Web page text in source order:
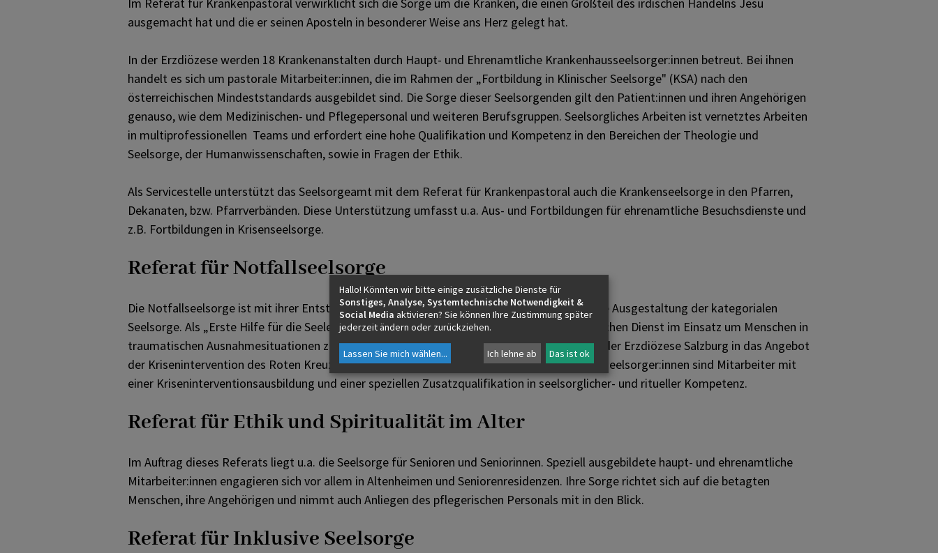
ausgemacht hat und die er seinen Aposteln in besonderer Weise ans Herz gelegt hat.
In der Erzdiözese werden 18 Krankenanstalten durch Haupt- und Ehrenamtliche Krankenhausseelsorger:innen betreut. Bei ihnen
handelt es sich um pastorale Mitarbeiter:innen, die im Rahmen der „Fortbildung in Klinischer Seelsorge" (KSA) nach den
österreichischen Mindeststandards ausgebildet sind. Die Sorge dieser Seelsorgenden gilt den Patient:innen und ihren Angehörigen
genauso, wie dem Medizinischen- und Pflegepersonal und weiteren Berufsgruppen. Seelsorgliches Arbeiten ist vernetztes Arbeiten
in multiprofessionellen Teams und erfordert eine hohe Qualifikation und Kompetenz in den Bereichen der Theologie und
Seelsorge, der Humanwissenschaften, sowie in Fragen der Ethik.
Als Servicestelle unterstützt das Seelsorgeamt mit dem Referat für Krankenpastoral auch die Krankenseelsorge in den Pfarren,
Dekanaten, bzw. Pfarrverbänden. Diese Unterstützung umfasst u.a. Aus- und Fortbildungen für ehrenamtliche Besuchsdienste und
z.B. Fortbildungen in Krisenseelsorge.
Referat für Notfallseelsorge
Die Notfallseelsorge ist mit ihrer Entstehung am Beginn der 2000er Jahre eine relative junge Ausgestaltung der kategorialen
Seelsorge. Als „Erste Hilfe für die Seele“ sind speziell ausgebildete Hauptamtliche im kirchlichen Dienst im Einsatz um Menschen in
traumatischen Ausnahmesituationen zur Seite zu stehen. Seit 2007 ist die Notfallseelsorge der Erzdiözese Salzburg in das Angebot
der Krisenintervention des Roten Kreuzes des Landesverbandes Salzburg integriert. Notfallseelsorger:innen sind Mitarbeiter mit
einer Kriseninterventionsausbildung und einer speziellen Zusatzqualifikation in seelsorglicher- und ritueller Kompetenz.
Referat für Ethik und Spiritualität im Alter
Im Auftrag dieses Referats liegt u.a. die Seelsorge für Senioren und Seniorinnen. Speziell ausgebildete haupt- und ehrenamtliche
Mitarbeiter:innen engagieren sich vor allem in Altenheimen und Seniorenresidenzen. Ihre Sorge richtet sich auf die betagten
Menschen, ihre Angehörigen und nimmt auch Anliegen des pflegerischen Personals mit in den Blick.
Referat für Inklusive Seelsorge
Hallo! Könnten wir bitte einige zusätzliche Dienste für
Sonstiges, Analyse, Systemtechnische Notwendigkeit &
Social Media aktivieren? Sie können Ihre Zustimmung später
jederzeit ändern oder zurückziehen.
Lassen Sie mich wählen... Ich lehne ab Das ist ok